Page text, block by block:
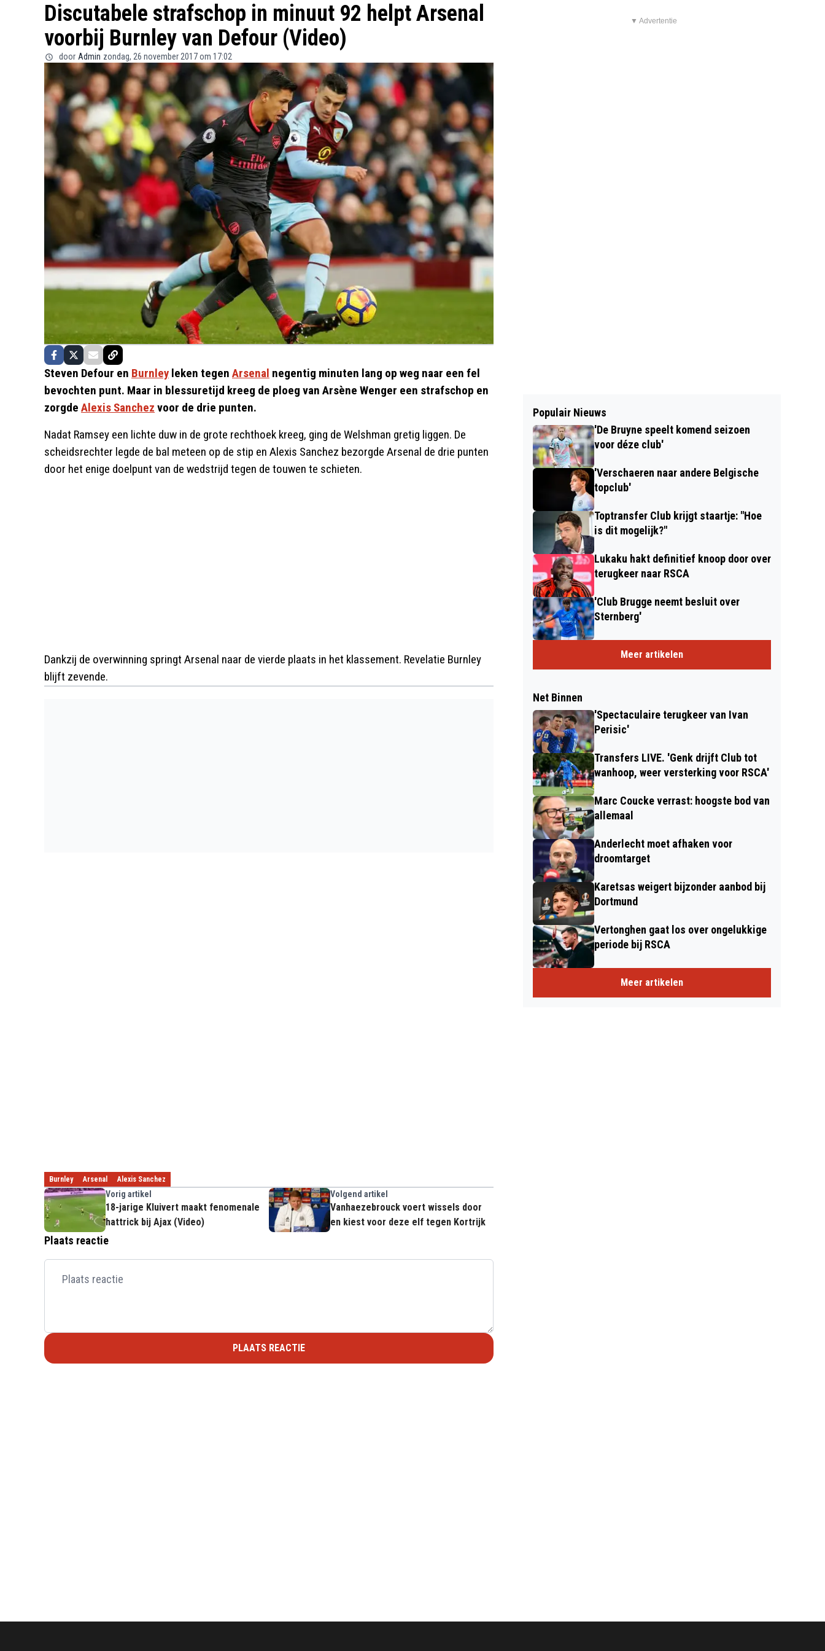
Discutabele strafschop in minuut 92 helpt Arsenal
voorbij Burnley van Defour (Video)
door Admin zondag, 26 november 2017 om 17:02
Steven Defour en Burnley leken tegen Arsenal negentig minuten lang op weg naar een fel
bevochten punt. Maar in blessuretijd kreeg de ploeg van Arsène Wenger een strafschop en
zorgde Alexis Sanchez voor de drie punten.
Nadat Ramsey een lichte duw in de grote rechthoek kreeg, ging de Welshman gretig liggen. De
scheidsrechter legde de bal meteen op de stip en Alexis Sanchez bezorgde Arsenal de drie punten
door het enige doelpunt van de wedstrijd tegen de touwen te schieten.
Dankzij de overwinning springt Arsenal naar de vierde plaats in het klassement. Revelatie Burnley
blijft zevende.
Burnley Arsenal Alexis Sanchez
Vorig artikel
18-jarige Kluivert maakt fenomenale
hattrick bij Ajax (Video)
Volgend artikel
Vanhaezebrouck voert wissels door
en kiest voor deze elf tegen Kortrijk
Plaats reactie
PLAATS REACTIE
▼ Advertentie
Populair Nieuws
'De Bruyne speelt komend seizoen
voor déze club'
'Verschaeren naar andere Belgische
topclub'
Toptransfer Club krijgt staartje: "Hoe
is dit mogelijk?"
Lukaku hakt definitief knoop door over
terugkeer naar RSCA
'Club Brugge neemt besluit over
Sternberg'
Meer artikelen
Net Binnen
'Spectaculaire terugkeer van Ivan
Perisic'
Transfers LIVE. 'Genk drijft Club tot
wanhoop, weer versterking voor RSCA'
Marc Coucke verrast: hoogste bod van
allemaal
Anderlecht moet afhaken voor
droomtarget
Karetsas weigert bijzonder aanbod bij
Dortmund
Vertonghen gaat los over ongelukkige
periode bij RSCA
Meer artikelen